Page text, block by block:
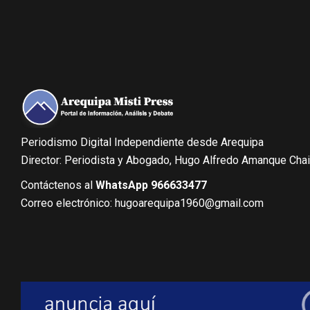
Periodismo Digital Independiente desde Arequipa
Director: Periodista y Abogado, Hugo Alfredo Amanque
Contáctenos al WhatsApp 966633477
Correo electrónico: hugoarequipa1960@gmail.com